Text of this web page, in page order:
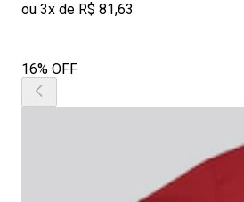
ou 3x de R$ 81,63
16% OFF